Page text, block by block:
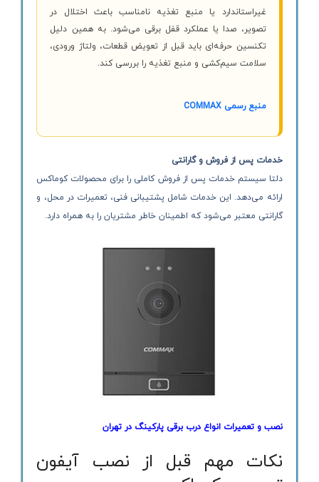
غیراستاندارد یا منبع تغذیه نامناسب باعث اختلال در
تصویر، صدا یا عملکرد قفل برقی می‌شود. به همین دلیل
تکنسین حرفه‌ای باید قبل از تعویض قطعات، ولتاژ ورودی،
سلامت سیم‌کشی و منبع تغذیه را بررسی کند.
منبع رسمی COMMAX
خدمات پس از فروش و گارانتی
دلتا سیستم خدمات پس از فروش کاملی را برای محصولات کوماکس
ارائه می‌دهد. این خدمات شامل پشتیبانی فنی، تعمیرات در محل، و
گارانتی معتبر می‌شود که اطمینان خاطر مشتریان را به همراه دارد.
نصب و تعمیرات انواع درب برقی پارکینگ در تهران
نکات مهم قبل از نصب آیفون